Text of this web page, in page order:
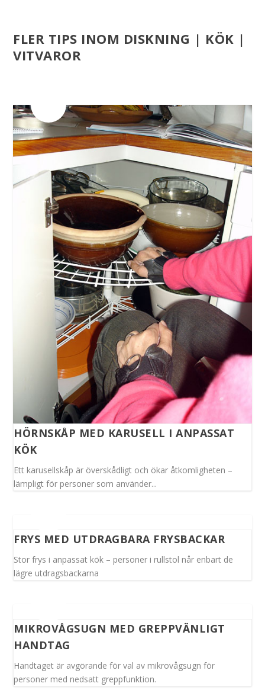
FLER TIPS INOM DISKNING | KÖK |
VITVAROR
HÖRNSKÅP MED KARUSELL I ANPASSAT
KÖK
Ett karusellskåp är överskådligt och ökar åtkomligheten –
lämpligt för personer som använder...
FRYS MED UTDRAGBARA FRYSBACKAR
Stor frys i anpassat kök – personer i rullstol når enbart de
lägre utdragsbackarna
MIKROVÅGSUGN MED GREPPVÄNLIGT
HANDTAG
Handtaget är avgörande för val av mikrovågsugn för
personer med nedsatt greppfunktion.